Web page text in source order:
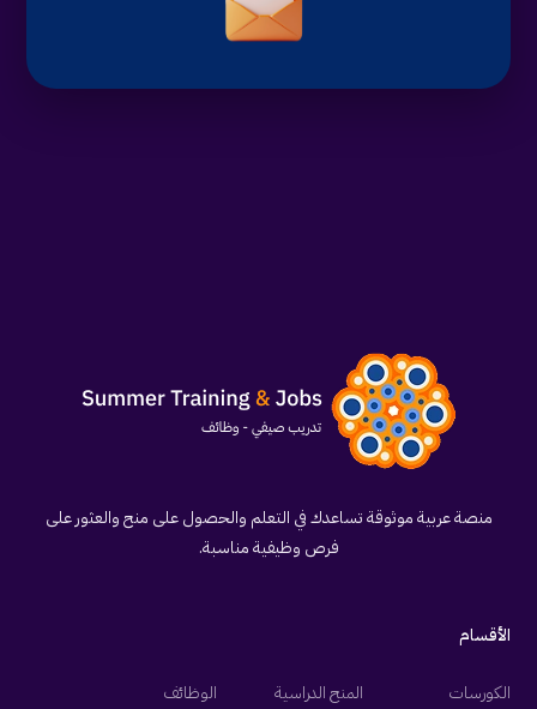
منصة عربية موثوقة تساعدك في التعلم والحصول على منح والعثور على
فرص وظيفية مناسبة.
الأقسام
الكورسات المنح الدراسية الوظائف